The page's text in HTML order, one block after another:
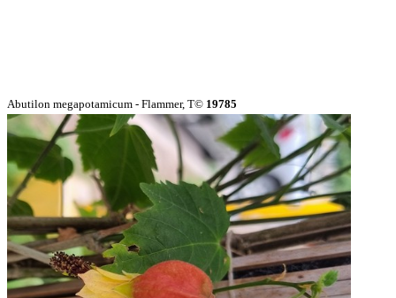
Abutilon megapotamicum - Flammer, T© 19785